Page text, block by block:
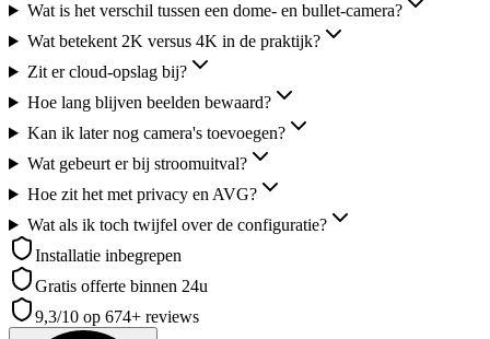
Wat is het verschil tussen een dome- en bullet-camera?
Wat betekent 2K versus 4K in de praktijk?
Zit er cloud-opslag bij?
Hoe lang blijven beelden bewaard?
Kan ik later nog camera's toevoegen?
Wat gebeurt er bij stroomuitval?
Hoe zit het met privacy en AVG?
Wat als ik toch twijfel over de configuratie?
Installatie inbegrepen
Gratis offerte binnen 24u
9,3/10 op 674+ reviews